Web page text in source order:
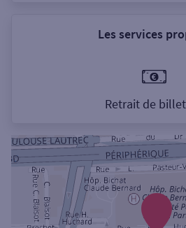
Les services
Retrait de